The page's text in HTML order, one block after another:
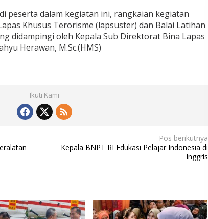
peserta dalam kegiatan ini, rangkaian kegiatan
Khusus Terorisme (lapsuster) dan Balai Latihan
didampingi oleh Kepala Sub Direktorat Bina Lapas
Herawan, M.Sc.(HMS)
Ikuti Kami
Pos berikutnya
Kepala BNPT RI Edukasi Pelajar Indonesia di
Inggris